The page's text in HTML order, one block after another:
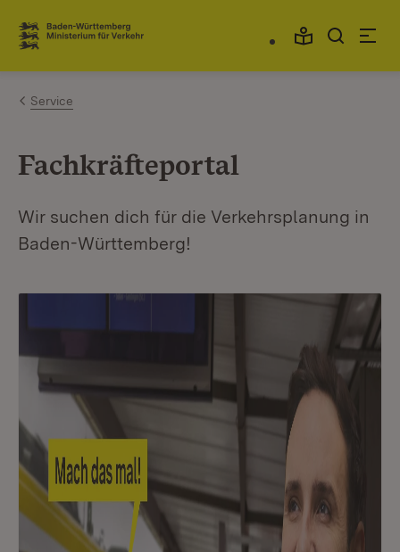
Zum Inhalt springen
Link zur Startseite
Service
Fachkräfteportal
Wir suchen dich für die Verkehrsplanung in
Baden-Württemberg!